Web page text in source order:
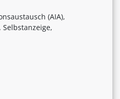
(AIA),